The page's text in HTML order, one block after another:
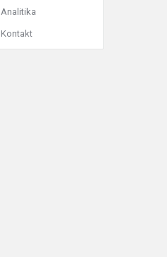
Analitika
Kontakt